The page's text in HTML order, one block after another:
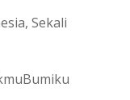
Sekali